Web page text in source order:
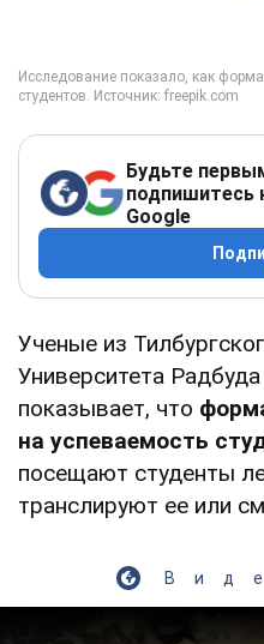
Будьте
подпишитесь
Google
Ученые из
Университета
показывает, что
на успеваемость
посещают студенты
транслируют ее или